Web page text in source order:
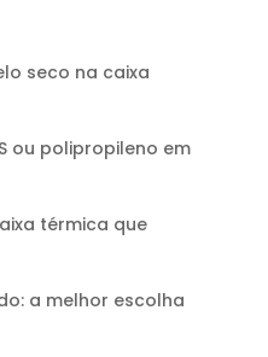
seco na caixa
ou polipropileno em
térmica que
a melhor escolha